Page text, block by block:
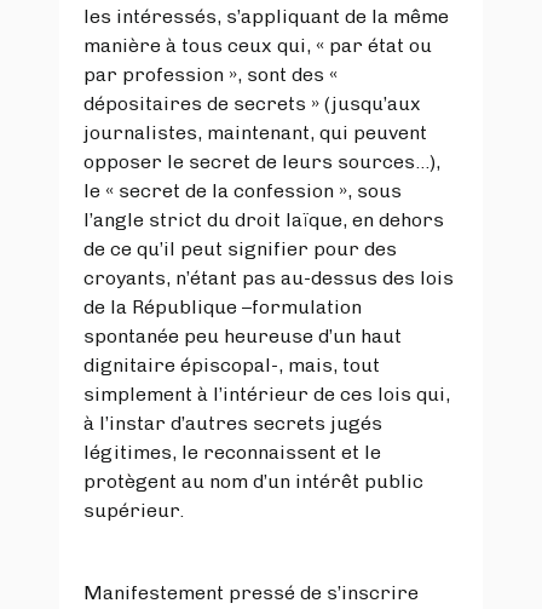
les intéressés, s’appliquant de la même
manière à tous ceux qui, « par état ou
par profession », sont des «
dépositaires de secrets » (jusqu’aux
journalistes, maintenant, qui peuvent
opposer le secret de leurs sources…),
le « secret de la confession », sous
l’angle strict du droit laïque, en dehors
de ce qu’il peut signifier pour des
croyants, n’étant pas au-dessus des lois
de la République –formulation
spontanée peu heureuse d’un haut
dignitaire épiscopal-, mais, tout
simplement à l’intérieur de ces lois qui,
à l’instar d’autres secrets jugés
légitimes, le reconnaissent et le
protègent au nom d’un intérêt public
supérieur.
Manifestement pressé de s’inscrire